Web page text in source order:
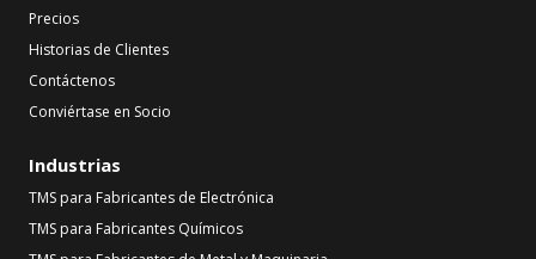
Precios
Historias de Clientes
Contáctenos
Conviértase en Socio
Industrias
TMS para Fabricantes de Electrónica
TMS para Fabricantes Químicos